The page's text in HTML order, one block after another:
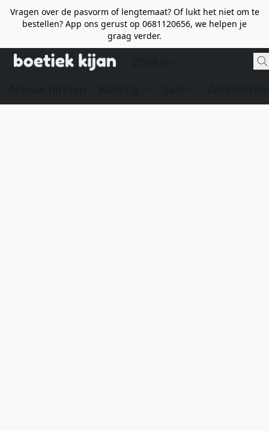
Vragen over de pasvorm of lengtemaat? Of lukt het niet om te
bestellen? App ons gerust op 0681120656, we helpen je
graag verder.